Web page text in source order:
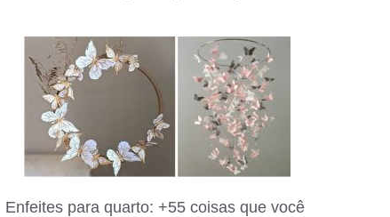
Enfeites para quarto: +55 coisas que você